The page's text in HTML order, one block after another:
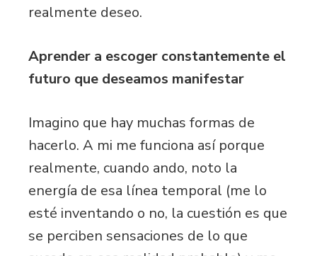
realmente deseo.
Aprender a escoger constantemente el
futuro que deseamos manifestar
Imagino que hay muchas formas de
hacerlo. A mi me funciona así porque
realmente, cuando ando, noto la
energía de esa línea temporal (me lo
esté inventando o no, la cuestión es que
se perciben sensaciones de lo que